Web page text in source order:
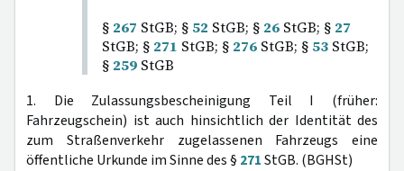
§ 267 StGB; § 52 StGB; § 26 StGB; § 27
StGB; § 271 StGB; § 276 StGB; § 53 StGB;
§ 259 StGB
1. Die Zulassungsbescheinigung Teil I (früher:
Fahrzeugschein) ist auch hinsichtlich der Identität des
zum Straßenverkehr zugelassenen Fahrzeugs eine
öffentliche Urkunde im Sinne des § 271StGB. (BGHSt)